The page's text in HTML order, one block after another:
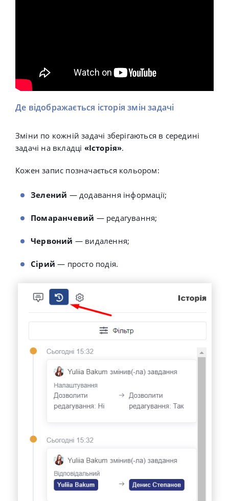
Де відображається історія змін задачі
Зміни по кожній задачі зберігаються в середині
задачі на вкладці «Історія».
Кожен запис позначається кольором:
Зелений — додавання інформації;
Помаранчевий — редагування;
Червоний — видалення;
Сірий — просто подія.